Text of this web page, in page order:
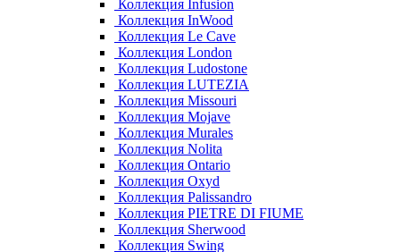
Коллекция Infusion
Коллекция InWood
Коллекция Le Cave
Коллекция London
Коллекция Ludostone
Коллекция LUTEZIA
Коллекция Missouri
Коллекция Mojave
Коллекция Murales
Коллекция Nolita
Коллекция Ontario
Коллекция Oxyd
Коллекция Palissandro
Коллекция PIETRE DI FIUME
Коллекция Sherwood
Коллекция Swing